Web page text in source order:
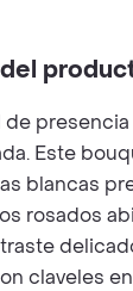
de
Este
blancas
rosados
claveles